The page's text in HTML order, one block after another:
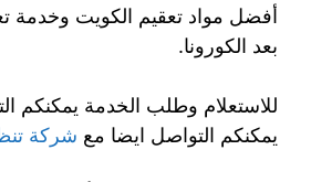
أفضل مواد تعقيم الكويت وخدمة
بعد الكورونا.
للاستعلام وطلب الخدمة يمكنكم
يمكنكم التواصل ايضا مع شركة